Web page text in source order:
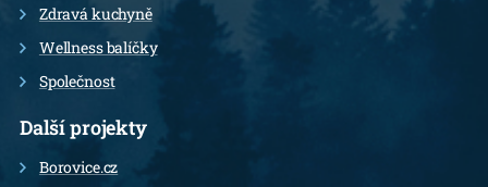
Zdravá kuchyně
Wellness balíčky
Společnost
Další projekty
Borovice.cz